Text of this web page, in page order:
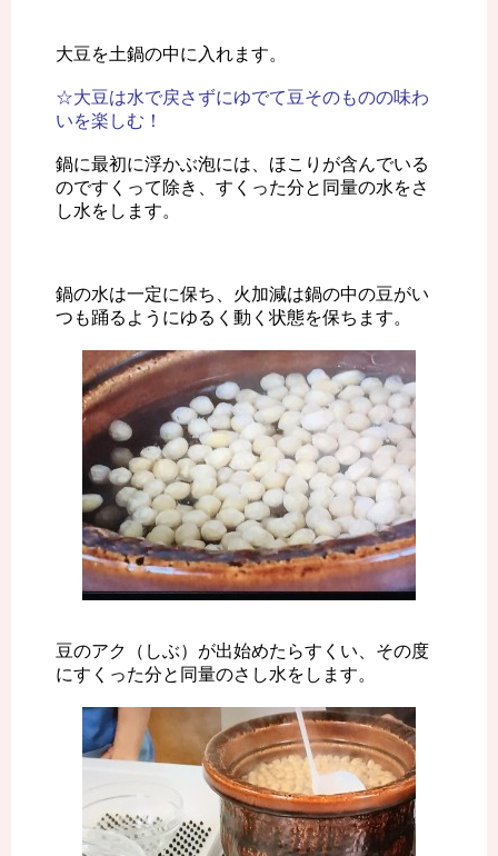
大豆を土鍋の中に入れます。
☆大豆は水で戻さずにゆでて豆そのものの味わ
いを楽しむ！
鍋に最初に浮かぶ泡には、ほこりが含んでいる
のですくって除き、すくった分と同量の水をさ
し水をします。
鍋の水は一定に保ち、火加減は鍋の中の豆がい
つも踊るようにゆるく動く状態を保ちます。
豆のアク（しぶ）が出始めたらすくい、その度
にすくった分と同量のさし水をします。